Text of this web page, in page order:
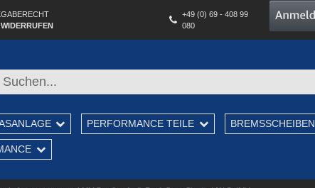
+49 (0) 69 - 408 99
080
PERFORMANCE TEILE BREMSSCHEIBEN